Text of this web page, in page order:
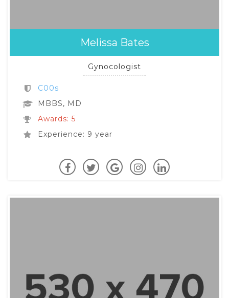
Melissa Bates
Gynocologist
C00s
MBBS, MD
Awards: 5
Experience: 9 year